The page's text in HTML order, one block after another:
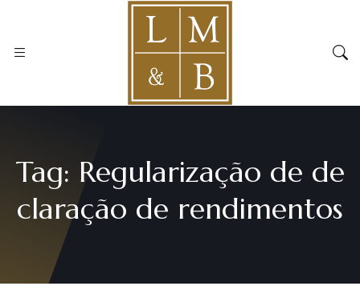
Tag: Regularização de de
claração de rendimentos